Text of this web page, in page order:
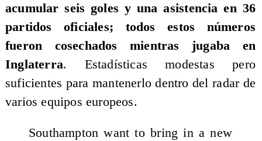
acumular seis goles y una asistencia en 36
partidos oficiales; todos estos números
fueron cosechados mientras jugaba en
Inglaterra. Estadísticas modestas pero
suficientes para mantenerlo dentro del radar de
varios equipos europeos.
Southampton want to bring in a new